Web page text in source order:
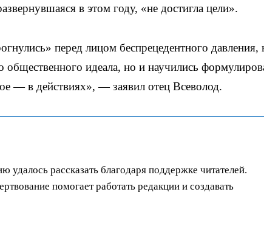
в этом году, «не достигла цели».
перед лицом беспрецедентного давления,
общественного идеала, но и научились
— в действиях», — заявил отец Всеволод.
удалось рассказать благодаря поддержке читателей.
помогает работать редакции и создавать